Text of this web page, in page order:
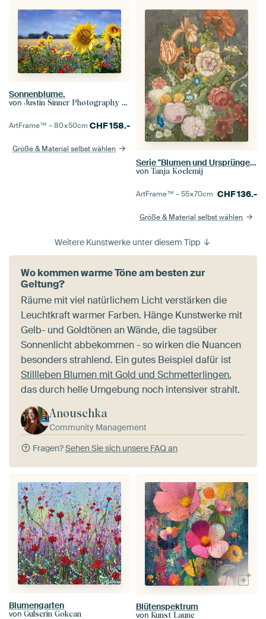
Sonnenblume.
von Justin Sinner Photography (Fotograf auf Texel)
ArtFrame™ –80×50cm CHF158.-
Größe & Material selbst wählen
Serie "Blumen und Ursprünge" (dunkel)
von Tanja Koelemij
ArtFrame™ –55×70cm CHF136.-
Größe & Material selbst wählen
Weitere Kunstwerke unter diesem Tipp
Wo kommen warme Töne am besten zur
Geltung?
Räume mit viel natürlichem Licht verstärken die
Leuchtkraft warmer Farben. Hänge Kunstwerke mit
Gelb- und Goldtönen an Wände, die tagsüber
Sonnenlicht abbekommen - so wirken die Nuancen
besonders strahlend. Ein gutes Beispiel dafür ist
Stillleben Blumen mit Gold und Schmetterlingen,
das durch helle Umgebung noch intensiver strahlt.
Anouschka
Community Management
Fragen?Sehen Sie sich unsere FAQ an
Blumengarten
von Gulserin Gokcan
Blütenspektrum
von Kunst Laune